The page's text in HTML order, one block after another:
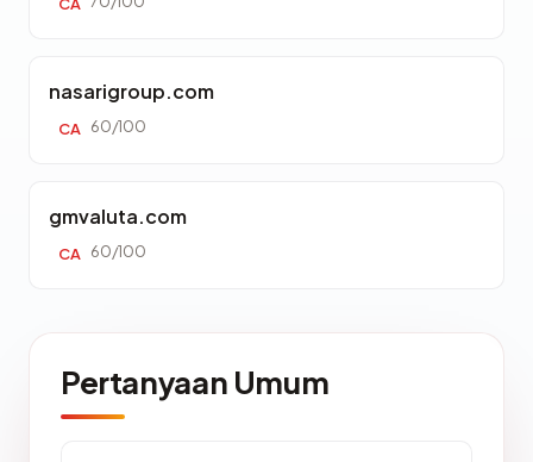
nasarigroup.com
CA 60/100
gmvaluta.com
CA 60/100
Pertanyaan Umum